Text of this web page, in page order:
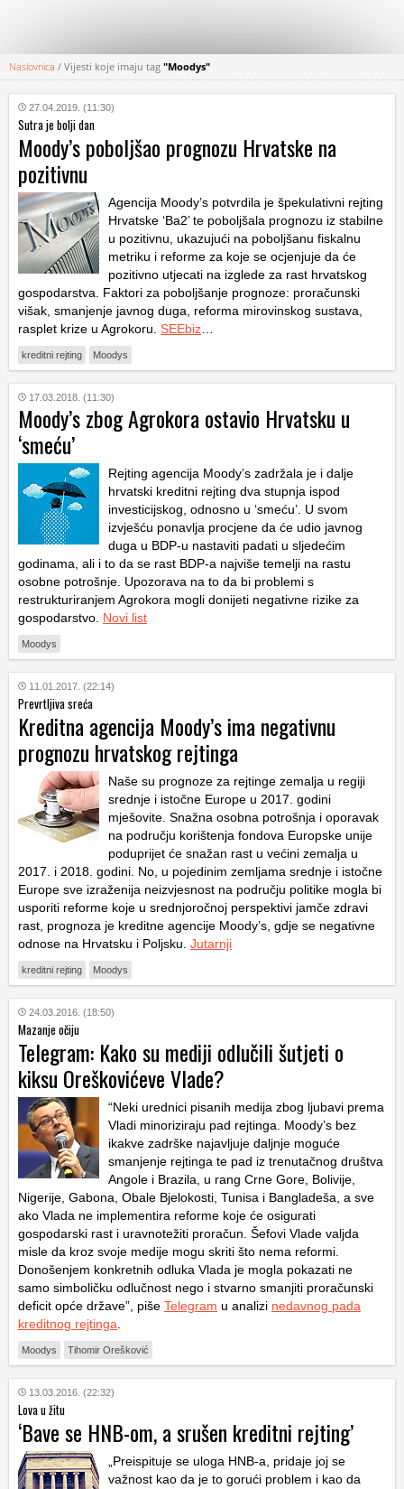
KATEGORIJE
HRVATSKI
WEB
Naslovnica / Vijesti koje imaju tag "Moodys"
27.04.2019. (11:30)
Sutra je bolji dan
Moody’s poboljšao prognozu Hrvatske na
pozitivnu
Agencija Moody’s potvrdila je špekulativni rejting
Hrvatske ‘Ba2’ te poboljšala prognozu iz stabilne
u pozitivnu, ukazujući na poboljšanu fiskalnu
metriku i reforme za koje se ocjenjuje da će
pozitivno utjecati na izglede za rast hrvatskog
gospodarstva. Faktori za poboljšanje prognoze: proračunski
višak, smanjenje javnog duga, reforma mirovinskog sustava,
rasplet krize u Agrokoru. SEEbiz
kreditni rejting Moodys
17.03.2018. (11:30)
Moody’s zbog Agrokora ostavio Hrvatsku u
‘smeću’
Rejting agencija Moody’s zadržala je i dalje
hrvatski kreditni rejting dva stupnja ispod
investicijskog, odnosno u ‘smeću’. U svom
izvješću ponavlja procjene da će udio javnog
duga u BDP-u nastaviti padati u sljedećim
godinama, ali i to da se rast BDP-a najviše temelji na rastu
osobne potrošnje. Upozorava na to da bi problemi s
restrukturiranjem Agrokora mogli donijeti negativne rizike za
gospodarstvo. Novi list
Moodys
11.01.2017. (22:14)
Prevrtljiva sreća
Kreditna agencija Moody’s ima negativnu
prognozu hrvatskog rejtinga
Naše su prognoze za rejtinge zemalja u regiji
srednje i istočne Europe u 2017. godini
mješovite. Snažna osobna potrošnja i oporavak
na području korištenja fondova Europske unije
poduprijet će snažan rast u većini zemalja u
2017. i 2018. godini. No, u pojedinim zemljama srednje i istočne
Europe sve izraženija neizvjesnost na području politike mogla bi
usporiti reforme koje u srednjoročnoj perspektivi jamče zdravi
rast, prognoza je kreditne agencije Moody’s, gdje se negativne
odnose na Hrvatsku i Poljsku. Jutarnji
kreditni rejting Moodys
24.03.2016. (18:50)
Mazanje očiju
Telegram: Kako su mediji odlučili šutjeti o
kiksu Oreškovićeve Vlade?
“Neki urednici pisanih medija zbog ljubavi prema
Vladi minoriziraju pad rejtinga. Moody’s bez
ikakve zadrške najavljuje daljnje moguće
smanjenje rejtinga te pad iz trenutačnog društva
Angole i Brazila, u rang Crne Gore, Bolivije,
Nigerije, Gabona, Obale Bjelokosti, Tunisa i Bangladeša, a sve
ako Vlada ne implementira reforme koje će osigurati
gospodarski rast i uravnotežiti proračun. Šefovi Vlade valjda
misle da kroz svoje medije mogu skriti što nema reformi.
Donošenjem konkretnih odluka Vlada je mogla pokazati ne
samo simboličku odlučnost nego i stvarno smanjiti proračunski
deficit opće države”, piše Telegram u analizi nedavnog pada
kreditnog rejtinga
Moodys Tihomir Orešković
13.03.2016. (22:32)
Lova u žitu
‘Bave se HNB-om, a srušen kreditni rejting’
„Preispituje se uloga HNB-a, pridaje joj se
važnost kao da je to gorući problem i kao da